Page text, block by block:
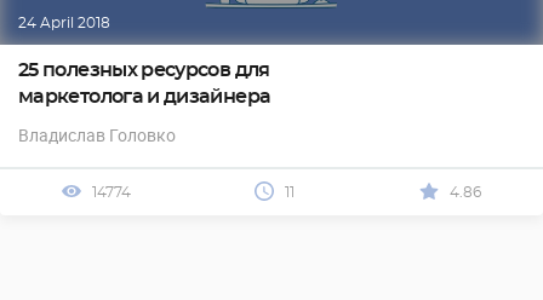
24 April 2018
25 полезных ресурсов для
маркетолога и дизайнера
Владислав Головко
14774 11 4.86